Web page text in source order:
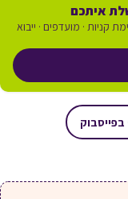
איתכם
קניות · מועדפים · ייבוא